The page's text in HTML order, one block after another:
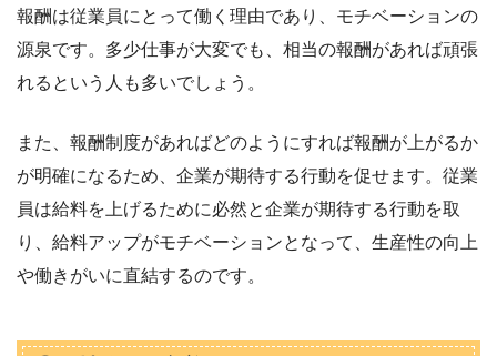
報酬は従業員にとって働く理由であり、モチベーションの
源泉です。多少仕事が大変でも、相当の報酬があれば頑張
れるという人も多いでしょう。
また、報酬制度があればどのようにすれば報酬が上がるか
が明確になるため、企業が期待する行動を促せます。従業
員は給料を上げるために必然と企業が期待する行動を取
り、給料アップがモチベーションとなって、生産性の向上
や働きがいに直結するのです。